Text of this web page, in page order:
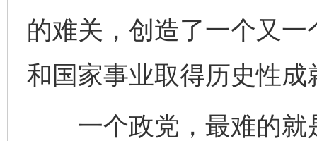
的难关，创造了一个又
和国家事业取得历史性
一个政党，最难的就